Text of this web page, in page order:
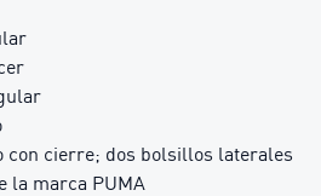
con cierre; dos bolsillos laterales
la marca PUMA